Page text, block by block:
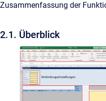
Zusammenfassung der
2.1. Überblick